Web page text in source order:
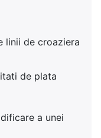
linii de croaziera
de plata
a unei